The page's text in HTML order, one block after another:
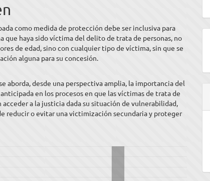
como medida de protección debe ser inclusiva para
que haya sido víctima del delito de trata de personas, no
de edad, sino con cualquier tipo de víctima, sin que se
alguna para su concesión.
aborda, desde una perspectiva amplia, la importancia del
en los procesos en que las víctimas de trata de
acceder a la justicia dada su situación de vulnerabilidad,
reducir o evitar una victimización secundaria y proteger